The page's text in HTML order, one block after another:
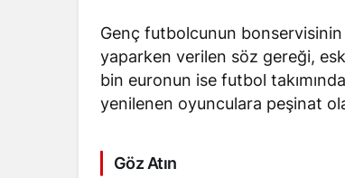
Genç futbolcunun bonservisinin
yaparken verilen söz gereği,
bin euronun ise futbol
yenilenen oyunculara peşinat
Göz Atın